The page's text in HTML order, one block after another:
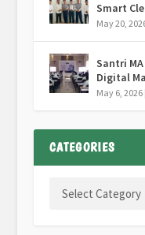
Smart
May 20,
Santri
Digital
May 6, 2026|
CATEGORIES